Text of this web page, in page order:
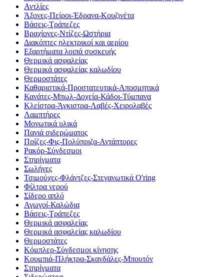
Αντλίες
Άξονες-Πείροι-Έδρανα-Κουζινέτα
Βάσεις-Τράπεζες
Βραχίονες-Ντίζες-Ωστήρια
Διακόπτες ηλεκτρικοί και αερίου
Εξαρτήματα λοιπά συσκευής
Θερμικά ασφαλείας
Θερμικά ασφαλείας καλωδίου
Θερμοστάτες
Καθαριστικά-Προστατευτικά-Αποσμητικά
Κανάτες-Μπωλ-Δοχεία-Κάδοι-Τύμπανα
Κλείστρα-Άγκιστρα-Λαβές-Χειρολαβές
Λαμπτήρες
Μονωτικά υλικά
Πανιά σιδερώματος
Πρίζες-Φις-Πολύπριζα-Αντάπτορες
Ρακόρ-Σύνδεσμοι
Στηρίγματα
Σωλήνες
Τσιμούχες-Φλάντζες-Στεγανωτικά O'ring
Φίλτρα νερού
Σίδερο απλό
Αγωγοί-Καλώδια
Βάσεις-Τράπεζες
Θερμικά ασφαλείας
Θερμικά ασφαλείας καλωδίου
Θερμοστάτες
Κόμπλερ-Σύνδεσμοι κίνησης
Κουμπιά-Πλήκτρα-Σκανδάλες-Μπουτόν
Στηρίγματα